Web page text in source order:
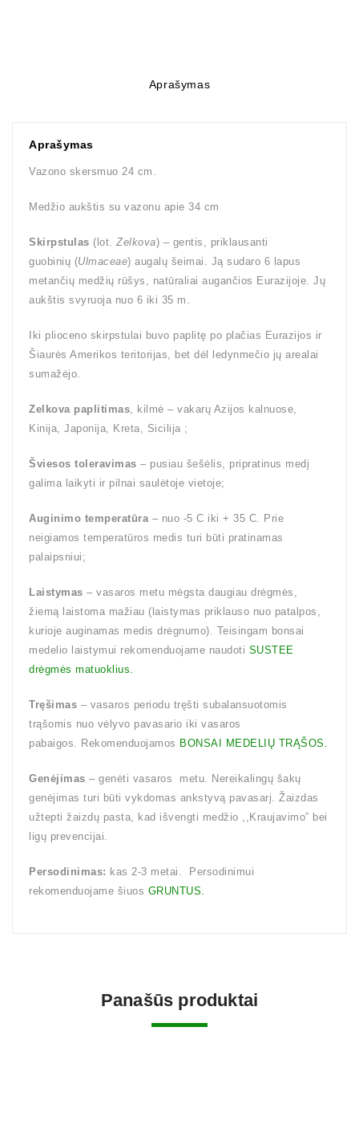
Aprašymas
Aprašymas
Vazono skersmuo 24 cm.
Medžio aukštis su vazonu apie 34 cm
Skirpstulas (lot. Zelkova) – gentis, priklausanti
guobinių (Ulmaceae) augalų šeimai. Ją sudaro 6 lapus
metančių medžių rūšys, natūraliai augančios Eurazijoje. Jų
aukštis svyruoja nuo 6 iki 35 m.
Iki plioceno skirpstulai buvo paplitę po plačias Eurazijos ir
Šiaurės Amerikos teritorijas, bet dėl ledynmečio jų arealai
sumažėjo.
Zelkova paplitimas, kilmė – vakarų Azijos kalnuose,
Kinija, Japonija, Kreta, Sicilija ;
Šviesos toleravimas – pusiau šešėlis, pripratinus medį
galima laikyti ir pilnai saulėtoje vietoje;
Auginimo temperatūra– nuo -5 C iki + 35 C. Prie
neigiamos temperatūros medis turi būti pratinamas
palaipsniui;
Laistymas – vasaros metu mėgsta daugiau drėgmės,
žiemą laistoma mažiau (laistymas priklauso nuo patalpos,
kurioje auginamas medis drėgnumo). Teisingam bonsai
medelio laistymui rekomenduojame naudoti SUSTEE
drėgmės matuoklius.
Tręšimas – vasaros periodu tręšti subalansuotomis
trąšomis nuo vėlyvo pavasario iki vasaros
pabaigos. Rekomenduojamos BONSAI MEDELIŲ TRĄŠOS.
Genėjimas – genėti vasaros metu. Nereikalingų šakų
genėjimas turi būti vykdomas ankstyvą pavasarį. Žaizdas
užtepti žaizdų pasta, kad išvengti medžio ,,Kraujavimo” bei
ligų prevencijai.
Persodinimas: kas 2-3 metai. Persodinimui
rekomenduojame šiuos GRUNTUS.
Panašūs produktai